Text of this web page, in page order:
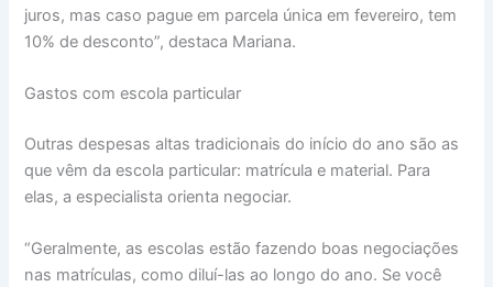
juros, mas caso pague em parcela única em fevereiro, tem
10% de desconto”, destaca Mariana.
Gastos com escola particular
Outras despesas altas tradicionais do início do ano são as
que vêm da escola particular: matrícula e material. Para
elas, a especialista orienta negociar.
“Geralmente, as escolas estão fazendo boas negociações
nas matrículas, como diluí-las ao longo do ano. Se você